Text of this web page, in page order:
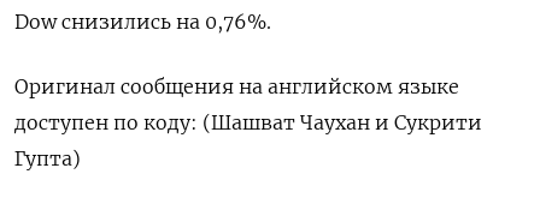
Dow снизились на 0,76%.
Оригинал сообщения на английском языке
доступен по коду: (Шашват Чаухан и Сукрити
Гупта)